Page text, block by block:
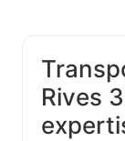
Rives